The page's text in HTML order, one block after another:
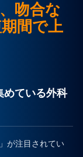
吻合な
間で上
ている外科
が注目されてい